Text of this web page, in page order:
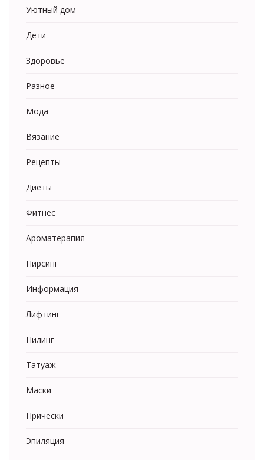
Уютный дом
Дети
Здоровье
Разное
Мода
Вязание
Рецепты
Диеты
Фитнес
Ароматерапия
Пирсинг
Информация
Лифтинг
Пилинг
Татуаж
Маски
Прически
Эпиляция